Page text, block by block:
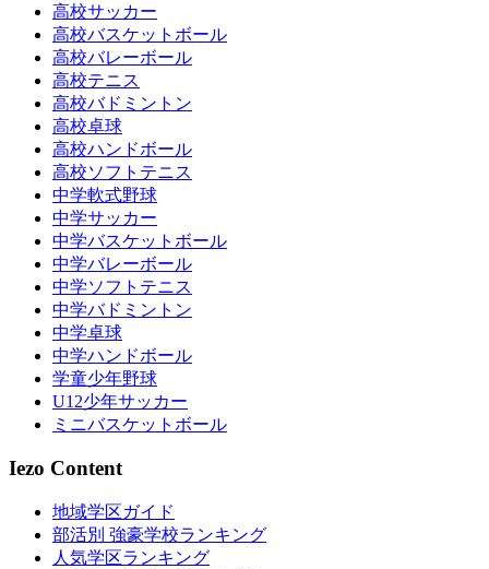
高校サッカー
高校バスケットボール
高校バレーボール
高校テニス
高校バドミントン
高校卓球
高校ハンドボール
高校ソフトテニス
中学軟式野球
中学サッカー
中学バスケットボール
中学バレーボール
中学ソフトテニス
中学バドミントン
中学卓球
中学ハンドボール
学童少年野球
U12少年サッカー
ミニバスケットボール
Iezo Content
地域学区ガイド
部活別 強豪学校ランキング
人気学区ランキング